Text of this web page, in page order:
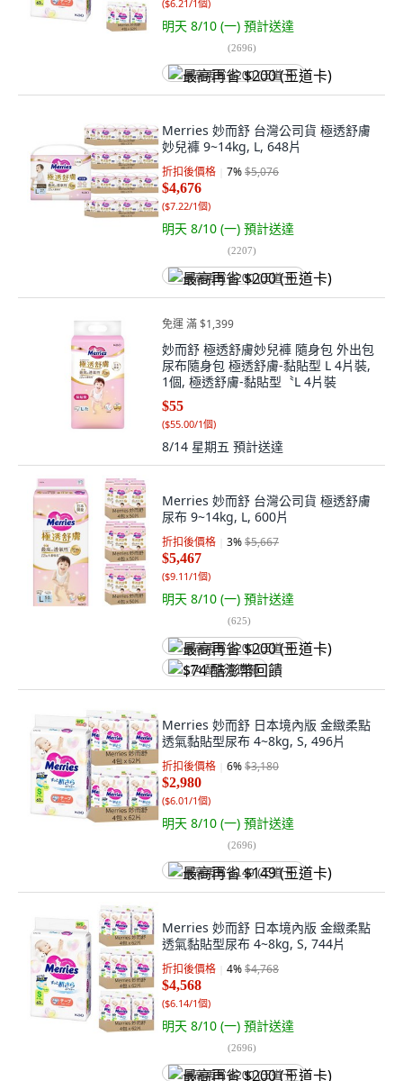
($6.21/1個)
明天 8/10 (一) 預計送達
(2696)
最高再省 $200 (王道卡)
Merries 妙而舒 台灣公司貨 極透舒膚
妙兒褲 9~14kg, L, 648片
折扣後價格 7%$5,076
$4,676
($7.22/1個)
明天 8/10 (一) 預計送達
(2207)
最高再省 $200 (王道卡)
免運 滿 $1,399
妙而舒 極透舒膚妙兒褲 隨身包 外出包
尿布隨身包 極透舒膚-黏貼型 L 4片裝,
1個, 極透舒膚-黏貼型〝L 4片裝
$55
($55.00/1個)
8/14 星期五 預計送達
Merries 妙而舒 台灣公司貨 極透舒膚
尿布 9~14kg, L, 600片
折扣後價格 3%$5,667
$5,467
($9.11/1個)
明天 8/10 (一) 預計送達
(625)
最高再省 $200 (王道卡)
$74 酷澎幣回饋
Merries 妙而舒 日本境內版 金緻柔點
透氣黏貼型尿布 4~8kg, S, 496片
折扣後價格 6%$3,180
$2,980
($6.01/1個)
明天 8/10 (一) 預計送達
(2696)
最高再省 $149 (王道卡)
Merries 妙而舒 日本境內版 金緻柔點
透氣黏貼型尿布 4~8kg, S, 744片
折扣後價格 4%$4,768
$4,568
($6.14/1個)
明天 8/10 (一) 預計送達
(2696)
最高再省 $200 (王道卡)